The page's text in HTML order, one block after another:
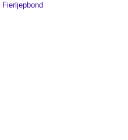
Fierljepbond